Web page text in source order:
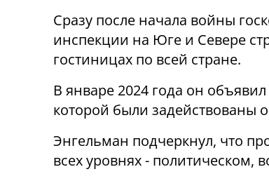
Сразу после начала войны
инспекции на Юге и Севере
гостиницах по всей стране.
В январе 2024 года он
которой были задействованы
Энгельман подчеркнул, что
всех уровнях - политическом,